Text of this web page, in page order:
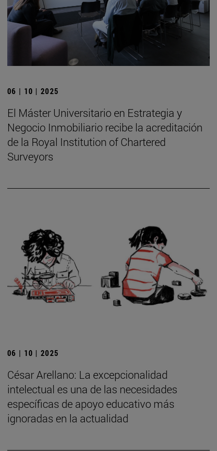
06 | 10 | 2025
El Máster Universitario en Estrategia y
Negocio Inmobiliario recibe la acreditación
de la Royal Institution of Chartered
Surveyors
06 | 10 | 2025
César Arellano: La excepcionalidad
intelectual es una de las necesidades
específicas de apoyo educativo más
ignoradas en la actualidad